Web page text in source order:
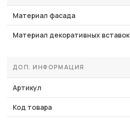
Материал фасада
Материал декоративных вставок
ДОП. ИНФОРМАЦИЯ
Артикул
Код товара